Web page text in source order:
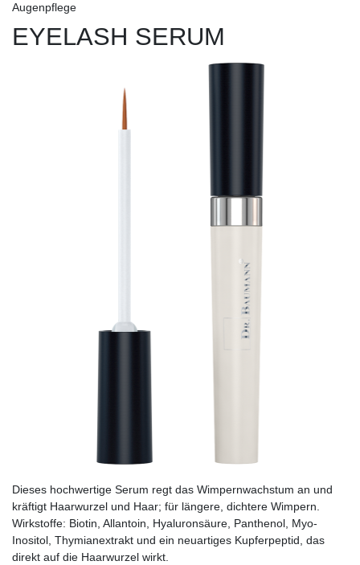
Augenpflege
EYELASH SERUM
Dieses hochwertige Serum regt das Wimpernwachstum an und
kräftigt Haarwurzel und Haar; für längere, dichtere Wimpern.
Wirkstoffe: Biotin, Allantoin, Hyaluronsäure, Panthenol, Myo-
Inositol, Thymianextrakt und ein neuartiges Kupferpeptid, das
direkt auf die Haarwurzel wirkt.